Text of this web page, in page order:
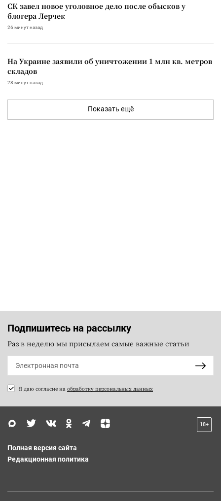
СК завел новое уголовное дело после обысков у
блогера Лерчек
26 минут назад
На Украине заявили об уничтожении 1 млн кв. метров
складов
28 минут назад
Показать ещё
Подпишитесь на рассылку
Раз в неделю мы присылаем самые важные статьи
Я даю согласие на обработку персональных данных
18+
Полная версия сайта
Редакционная политика